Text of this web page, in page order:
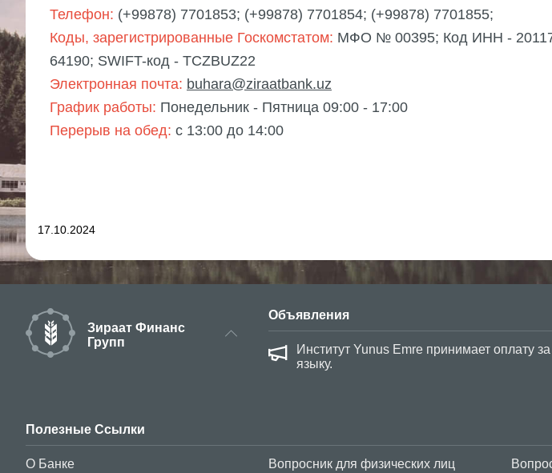
Телефон: (+99878) 7701853; (+99878) 7701854; (+99878) 7701855;
Коды, зарегистрированные Госкомстатом: МФО № 00395; Код ИНН -
64190; SWIFT-код - TCZBUZ22
Электронная почта: buhara@ziraatbank.uz
График работы: Понедельник - Пятница 09:00 - 17:00
Перерыв на обед: с 13:00 до 14:00
17.10.2024
Зираат Финанс
Групп
Объявления
Институт Yunus Emre принимает оплату
языку.
Полезные Ссылки
О Банке Вопросник для физических лиц